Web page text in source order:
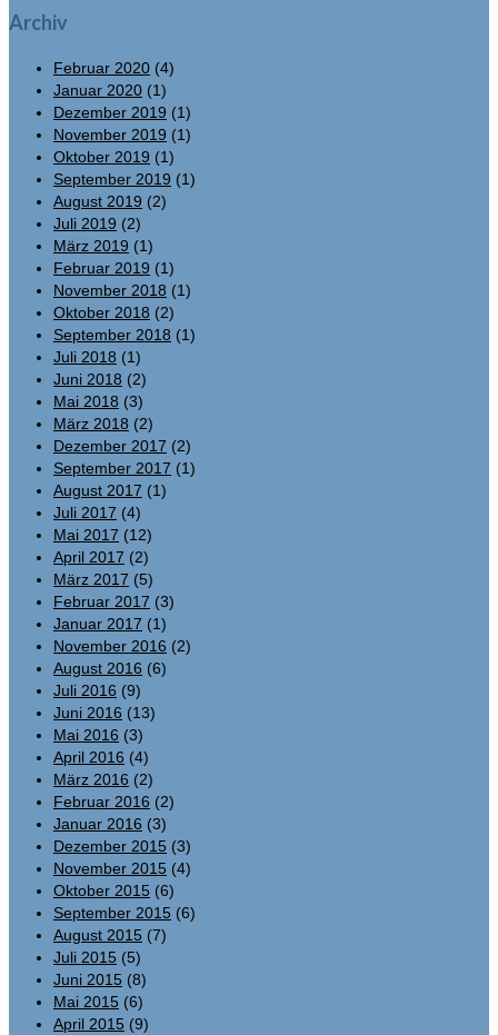
Archiv
Februar 2020 (4)
Januar 2020 (1)
Dezember 2019 (1)
November 2019 (1)
Oktober 2019 (1)
September 2019 (1)
August 2019 (2)
Juli 2019 (2)
März 2019 (1)
Februar 2019 (1)
November 2018 (1)
Oktober 2018 (2)
September 2018 (1)
Juli 2018 (1)
Juni 2018 (2)
Mai 2018 (3)
März 2018 (2)
Dezember 2017 (2)
September 2017 (1)
August 2017 (1)
Juli 2017 (4)
Mai 2017 (12)
April 2017 (2)
März 2017 (5)
Februar 2017 (3)
Januar 2017 (1)
November 2016 (2)
August 2016 (6)
Juli 2016 (9)
Juni 2016 (13)
Mai 2016 (3)
April 2016 (4)
März 2016 (2)
Februar 2016 (2)
Januar 2016 (3)
Dezember 2015 (3)
November 2015 (4)
Oktober 2015 (6)
September 2015 (6)
August 2015 (7)
Juli 2015 (5)
Juni 2015 (8)
Mai 2015 (6)
April 2015 (9)